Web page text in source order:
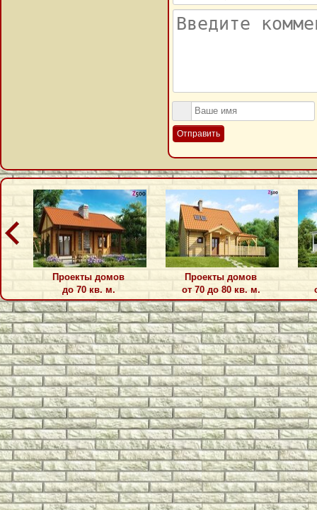
Отправить
Проекты домов
до 70 кв. м.
Проекты домов
от 70 до 80 кв. м.